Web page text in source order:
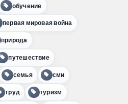
обучение
первая мировая война
природа
путешествие
семья сми
труд туризм